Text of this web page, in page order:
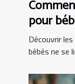
pour
locale ?
Découvrir
bébés ne se